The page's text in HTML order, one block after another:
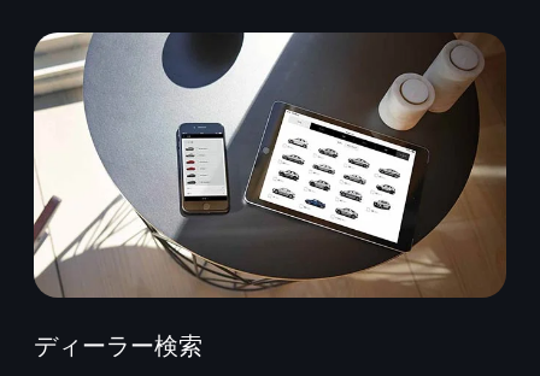
ディーラー検索